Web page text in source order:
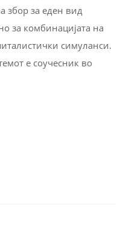
збор за еден вид
за комбинацијата на
симуланси.
е соучесник во